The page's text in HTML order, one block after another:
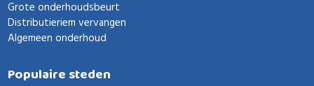
Grote onderhoudsbeurt
Distributieriem vervangen
Algemeen onderhoud
Populaire steden